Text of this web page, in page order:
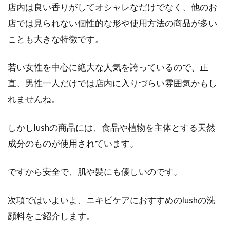
店内は良い香りがしてオシャレなだけでなく、他のお
店では見られない個性的な形や使用方法の商品が多い
ことも大きな特徴です。
若い女性を中心に絶大な人気を誇っているので、正
直、男性一人だけでは店内に入りづらい雰囲気かもし
れませんね。
しかしlushの商品には、食品や植物を主体とする天然
成分のものが使用されています。
ですから安全で、肌や髪にも優しいのです。
次項ではいよいよ、ニキビケアにおすすめのlushの洗
顔料をご紹介します。